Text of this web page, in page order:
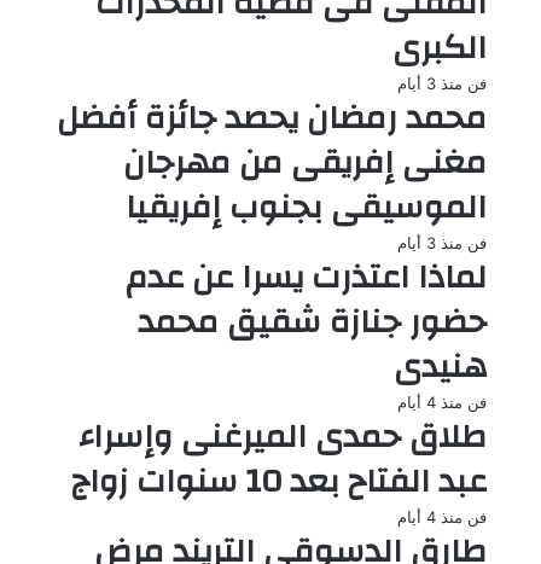
الكبرى
فن منذ 3 أيام
محمد رمضان يحصد جائزة أفضل
مغنى إفريقى من مهرجان
الموسيقى بجنوب إفريقيا
فن منذ 3 أيام
لماذا اعتذرت يسرا عن عدم
حضور جنازة شقيق محمد
هنيدى
فن منذ 4 أيام
طلاق حمدى الميرغنى وإسراء
عبد الفتاح بعد 10 سنوات زواج
فن منذ 4 أيام
طارق الدسوقى التريند مرض